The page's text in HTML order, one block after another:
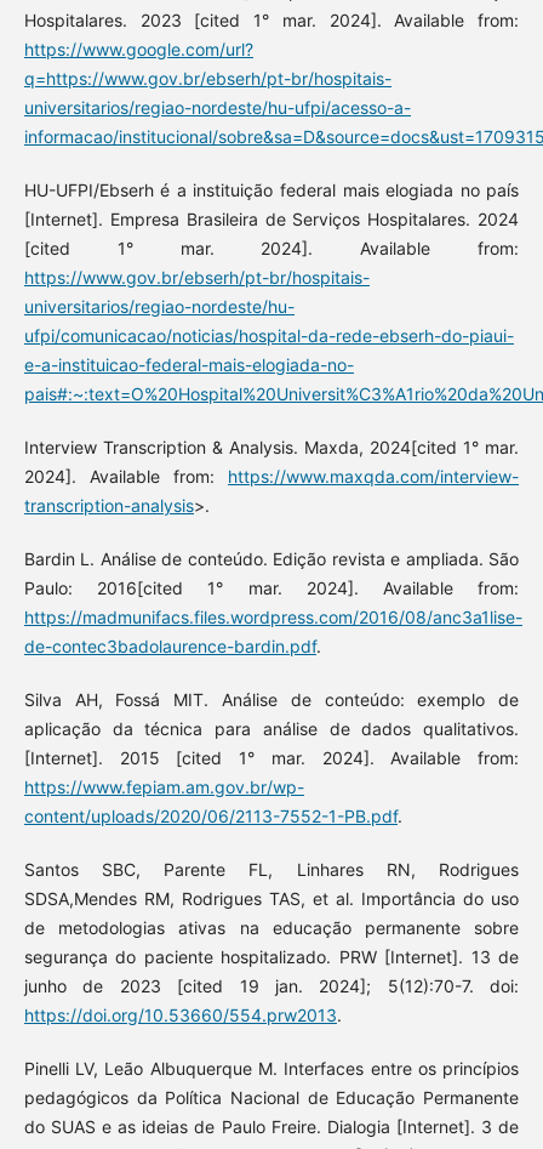
Hospitalares. 2023 [cited 1° mar. 2024]. Available from:
https://www.google.com/url?
q=https://www.gov.br/ebserh/pt-br/hospitais-
universitarios/regiao-nordeste/hu-ufpi/acesso-a-
informacao/institucional/
HU-UFPI/Ebserh é a instituição federal mais elogiada no país
[Internet]. Empresa Brasileira de Serviços Hospitalares. 2024
[cited 1° mar. 2024]. Available from:
https://www.gov.br/ebserh/pt-br/hospitais-
universitarios/regiao-nordeste/hu-
ufpi/comunicacao/noticias/hospital-da-rede-ebserh-do-piaui-
e-a-instituicao-federal-mais-elogiada-no-
Interview Transcription & Analysis. Maxda, 2024[cited 1° mar.
2024]. Available from: https://www.maxqda.com/interview-
transcription-analysis>.
Bardin L. Análise de conteúdo. Edição revista e ampliada. São
Paulo: 2016[cited 1° mar. 2024]. Available from:
https://madmunifacs.files.wordpress.com/2016/08/anc3a1lise-
de-contec3badolaurence-bardin.pdf.
Silva AH, Fossá MIT. Análise de conteúdo: exemplo de
aplicação da técnica para análise de dados qualitativos.
[Internet]. 2015 [cited 1° mar. 2024]. Available from:
https://www.fepiam.am.gov.br/wp-
content/uploads/2020/06/2113-7552-1-PB.pdf.
Santos SBC, Parente FL, Linhares RN, Rodrigues
SDSA,Mendes RM, Rodrigues TAS, et al. Importância do uso
de metodologias ativas na educação permanente sobre
segurança do paciente hospitalizado. PRW [Internet]. 13 de
junho de 2023 [cited 19 jan. 2024]; 5(12):70-7. doi:
https://doi.org/10.53660/554.prw2013.
Pinelli LV, Leão Albuquerque M. Interfaces entre os princípios
pedagógicos da Política Nacional de Educação Permanente
do SUAS e as ideias de Paulo Freire. Dialogia [Internet]. 3 de